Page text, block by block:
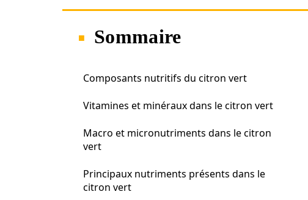
Sommaire
Composants nutritifs du citron vert
Vitamines et minéraux dans le citron vert
Macro et micronutriments dans le citron
vert
Principaux nutriments présents dans le
citron vert